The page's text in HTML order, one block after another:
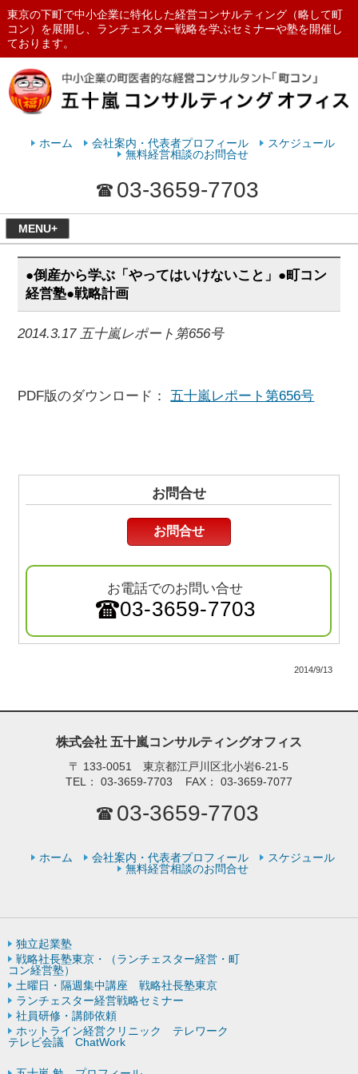
東京の下町で中小企業に特化した経営コンサルティング（略して町
コン）を展開し、ランチェスター戦略を学ぶセミナーや塾を開催し
ております。
ランチェスターの法則を学ぶなら
ホーム 会社案内・代表者プロフィール
スケジュール
無料経営相談のお問合せ
03-3659-7703
MENU+
●倒産から学ぶ「やってはいけないこと」●町コン
経営塾●戦略計画
2014.3.17 五十嵐レポート第656号
PDF版のダウンロード： 五十嵐レポート第656号
お問合せ
お問合せ
お電話でのお問い合せ
03-3659-7703
2014/9/13
株式会社 五十嵐コンサルティングオフィス
〒 133-0051 東京都江戸川区北小岩6-21-5
TEL：
03-3659-7703 FAX： 03-3659-7077
03-3659-7703
ホーム 会社案内・代表者プロフィール
スケジュール
無料経営相談のお問合せ
独立起業塾
戦略社長塾東京・（ランチェスター経営・町
コン経営塾）
土曜日・隔週集中講座 戦略社長塾東京
ランチェスター経営戦略セミナー
社員研修・講師依頼
ホットライン経営クリニック テレワーク
テレビ会議 ChatWork